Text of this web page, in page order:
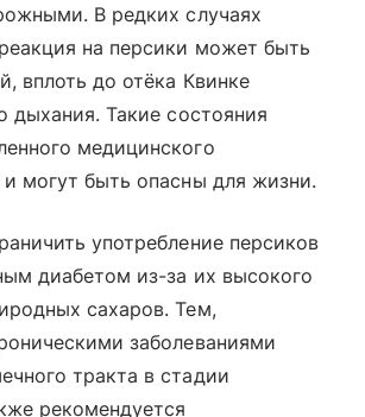
В редких случаях
на персики может быть
вплоть до отёка Квинке
дыхания. Такие состояния
медицинского
могут быть опасны для жизни.
употребление персиков
диабетом из-за их высокого
сахаров. Тем,
заболеваниями
тракта в стадии
рекомендуется